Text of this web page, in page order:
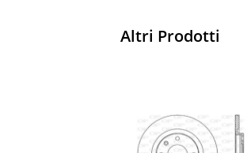
Altri Prodotti